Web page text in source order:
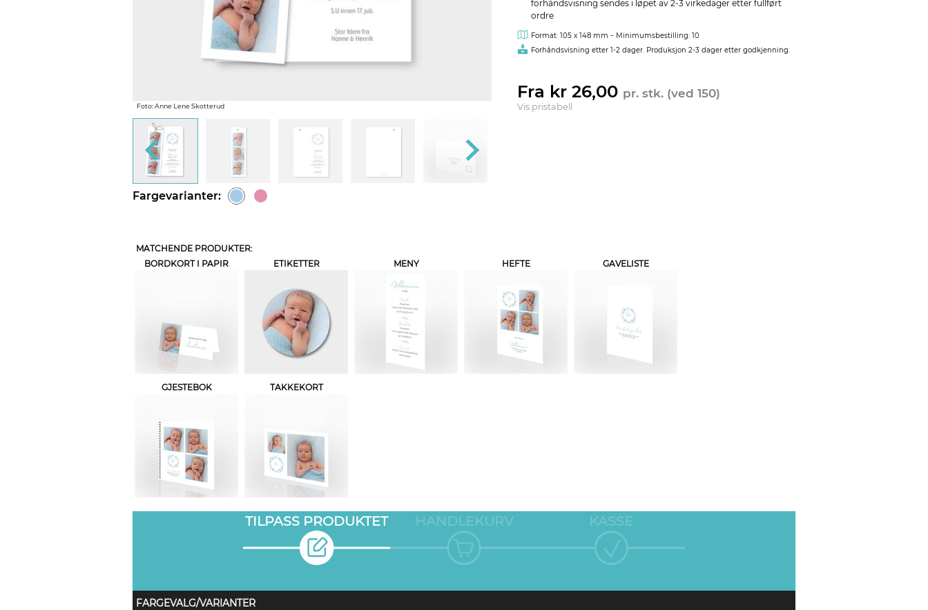
Foto: Anne Lene Skotterud
Fargevarianter:
forhåndsvisning sendes i løpet av 2-3 virkedager etter fullført
ordre
Format: 105 x 148 mm - Minimumsbestilling: 10
Forhåndsvisning etter 1-2 dager. Produksjon 2-3 dager etter godkjenning.
Fra kr 26,00 pr. stk. (ved 150)
Vis pristabell
MATCHENDE PRODUKTER:
BORDKORT I PAPIR
ETIKETTER MENY HEFTE GAVELISTE
GJESTEBOK TAKKEKORT
TILPASS PRODUKTET HANDLEKURV KASSE
FARGEVALG/VARIANTER